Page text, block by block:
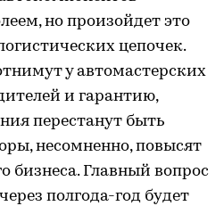
но произойдет это
цепочек.
у автомастерских
и гарантию,
перестанут быть
несомненно, повысят
бизнеса. Главный вопрос
полгода-год будет